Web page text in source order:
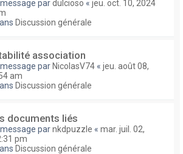
pardulcioso « jeu. oct. 10, 2024
Discussion générale
association
par NicolasV74 « jeu. août 08,
am
Discussion générale
documents liés
parnkdpuzzle « mar. juil. 02,
pm
Discussion générale